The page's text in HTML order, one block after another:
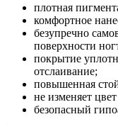
плотная
комфортное
безупречно
поверхности
покрытие
отслаивание;
повышенная
не изменяет
безопасный